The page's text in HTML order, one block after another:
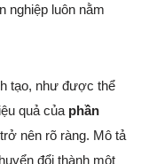
nghiệp luôn nằm
tạo, như được thể
quả của phần
trở nên rõ ràng. Mô tả
đổi thành một